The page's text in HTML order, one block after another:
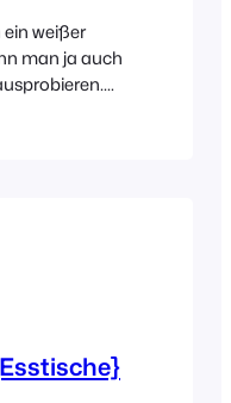
weißer
man ja auch
Omaggio